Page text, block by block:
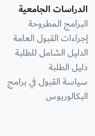
الدراسات الجامعية
البرامج المطروحة
إجراءات القبول العامة
الدليل الشامل للطلبة
دليل الطلبة
سياسة القبول في برامج
البكالوريوس